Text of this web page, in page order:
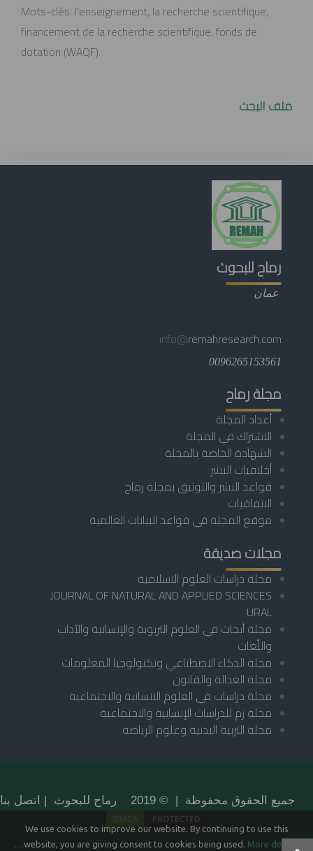
Mots-clés: l’enseignement, la recherche scientifique,
financement de la recherche scientifique, fonds de
dotation (WAQF).
ملف البحث
رماح للبحوث
عمان
info@remahresearch.com
0096265153561
مجلة رماح
أعداد المجلة
الاشتراك في المجلة
الشهادة الخاصة بالمجلة
أخلاقيات النشر
قواعد النشر والتوثيق بمجلة رماح
الاتفاقيات
موقع المجلة في قواعد البيانات العالمية
مجلات صديقة
مجلة دراسات العلوم الاسلامية
JOURNAL OF NATURAL AND APPLIED SCIENCES
URAL
مجلة أبحاث في العلوم التربوية والإنسانية والآداب
واللّغات
مجلة الذكاء الاصطناعي وتكنولوجيا المعلومات
مجلة العدالة والقانون
مجلة دراسات في العلوم الانسانية والاجتماعية
مجلة رم للدراسات الإنسانية والاجتماعية
مجلة التربية البدنية وعلوم الرياضة
جميع الحقوق محفوظة | © 2019 رماح للبحوث | اتصل بنا
We use cookies to improve our website. By continuing to use this
website, you are giving consent to cookies being used. More details…